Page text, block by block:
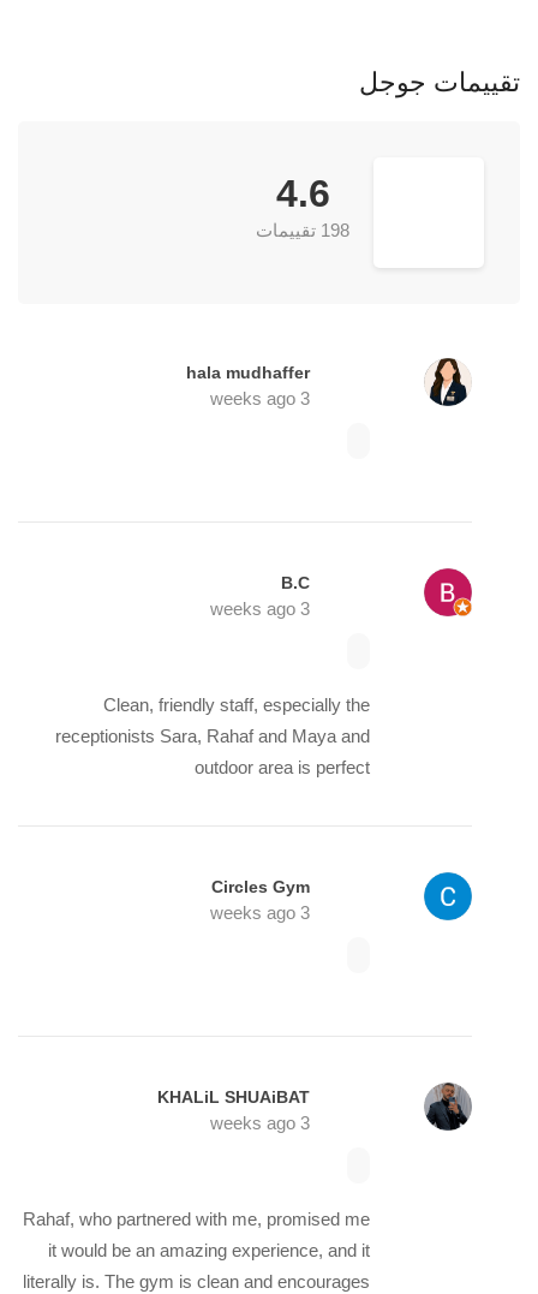
تقييمات جوجل
4.6
198 تقييمات
hala mudhaffer
3 weeks ago
B.C
3 weeks ago
Clean, friendly staff, especially the
receptionists Sara, Rahaf and Maya and
outdoor area is perfect
Circles Gym
3 weeks ago
KHALiL SHUAiBAT
3 weeks ago
Rahaf, who partnered with me, promised me
it would be an amazing experience, and it
literally is. The gym is clean and encourages